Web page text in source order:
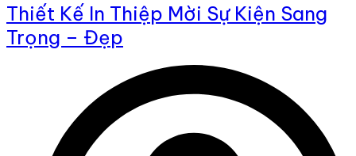
Thiết Kế In Thiệp Mời Sự Kiện Sang
Trọng – Đẹp